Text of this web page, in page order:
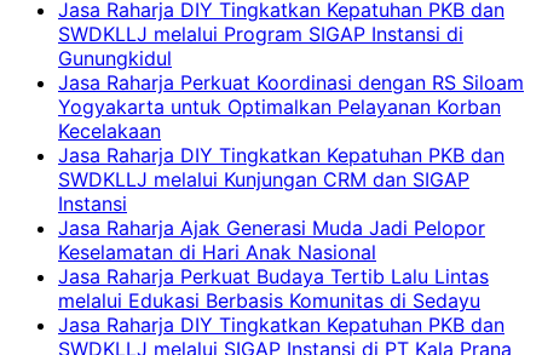
Jasa Raharja DIY Tingkatkan Kepatuhan PKB dan
SWDKLLJ melalui Program SIGAP Instansi di
Gunungkidul
Jasa Raharja Perkuat Koordinasi dengan RS Siloam
Yogyakarta untuk Optimalkan Pelayanan Korban
Kecelakaan
Jasa Raharja DIY Tingkatkan Kepatuhan PKB dan
SWDKLLJ melalui Kunjungan CRM dan SIGAP
Instansi
Jasa Raharja Ajak Generasi Muda Jadi Pelopor
Keselamatan di Hari Anak Nasional
Jasa Raharja Perkuat Budaya Tertib Lalu Lintas
melalui Edukasi Berbasis Komunitas di Sedayu
Jasa Raharja DIY Tingkatkan Kepatuhan PKB dan
SWDKLLJ melalui SIGAP Instansi di PT Kala Prana